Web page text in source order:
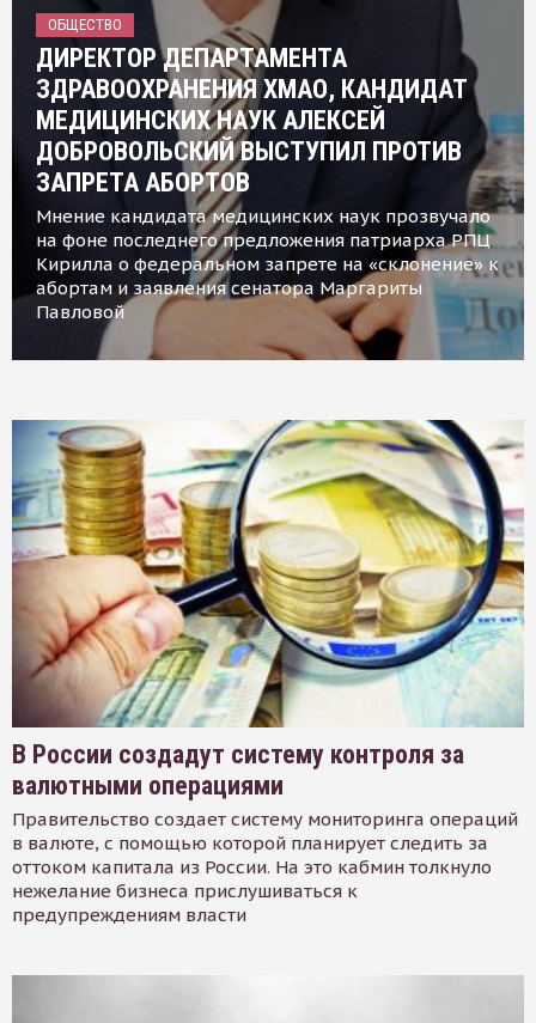
ОБЩЕСТВО
ДИРЕКТОР ДЕПАРТАМЕНТА
ЗДРАВООХРАНЕНИЯ ХМАО, КАНДИДАТ
МЕДИЦИНСКИХ НАУК АЛЕКСЕЙ
ДОБРОВОЛЬСКИЙ ВЫСТУПИЛ ПРОТИВ
ЗАПРЕТА АБОРТОВ
Мнение кандидата медицинских наук прозвучало
на фоне последнего предложения патриарха РПЦ
Кирилла о федеральном запрете на «склонение» к
абортам и заявления сенатора Маргариты
Павловой
В России создадут систему контроля за
валютными операциями
Правительство создает систему мониторинга операций
в валюте, с помощью которой планирует следить за
оттоком капитала из России. На это кабмин толкнуло
нежелание бизнеса прислушиваться к
предупреждениям власти